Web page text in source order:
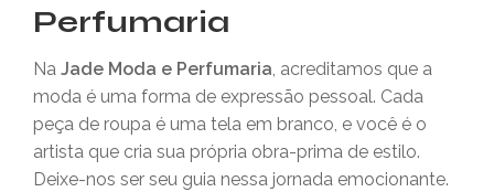
Perfumaria
Na Jade Moda e Perfumaria , acreditamos que a
moda é uma forma de expressão pessoal. Cada
peça de roupa é uma tela em branco, e você é o
artista que cria sua própria obra-prima de estilo.
Deixe-nos ser seu guia nessa jornada emocionante.